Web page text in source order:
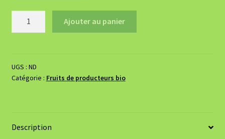
BIO
Ajouter au panier
UGS : ND
Catégorie : Fruits de producteurs bio
Description